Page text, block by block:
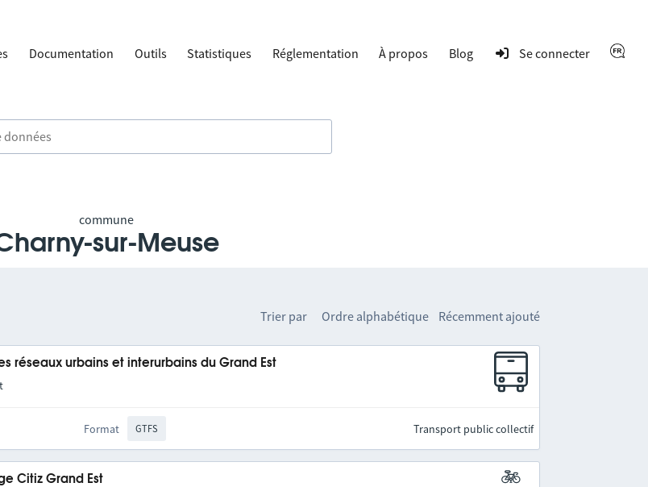
Documentation Outils Statistiques Réglementation À propos Blog Se connecter
commune
sur-Meuse
Trier par Ordre alphabétique Récemment ajouté
réseaux urbains et interurbains du Grand Est
Format GTFS Transport public collectif
Citiz Grand Est